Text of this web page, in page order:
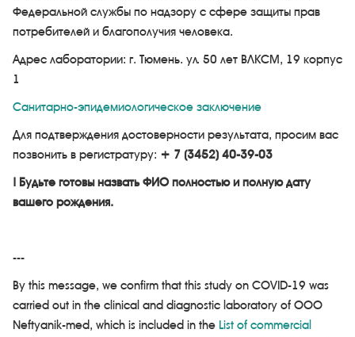
Федеральной службы по надзору с сфере защиты прав
потребителей и благополучия человека.
Адрес лаборатории: г. Тюмень. ул. 50 лет ВЛКСМ, 19 корпус
1
Санитарно-эпидемиологическое заключение
Для подтверждения достоверности результата, просим вас
позвонить в регистратуру: + 7 (3452) 40-39-03
! Будьте готовы назвать ФИО полностью и полную дату
вашего рождения.
---
By this message, we confirm that this study on COVID-19 was
carried out in the clinical and diagnostic laboratory of OOO
Neftyanik-med, which is included in the List of commercial